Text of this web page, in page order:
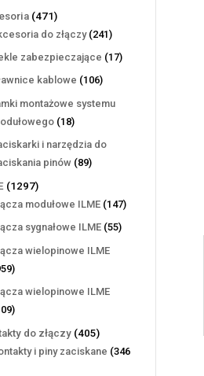
471471
produktów
do złączy 241241
produktów
zabezpieczające 1717
kablowe 106106
montażowe systemu
1818
produktów
i narzędzia do
pinów
8989
12971297
produktów
modułowe ILME 147147
sygnałowe ILME 5555
wielopinowe ILME
959
produktów
wielopinowe ILME
109
produktów
do złączy 405405
produktów
i piny zaciskane 346